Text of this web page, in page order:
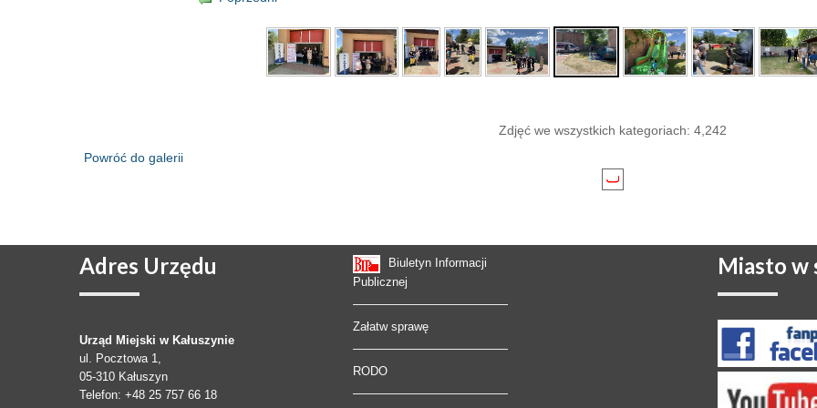
Zdjęć we wszystkich kategoriach: 4,242
Powróć do galerii
Adres Urzędu
Urząd Miejski w Kałuszynie
ul. Pocztowa 1,
05-310 Kałuszyn
Telefon: +48 25 757 66 18
Biuletyn Informacji
Publicznej
Załatw sprawę
RODO
Miasto w